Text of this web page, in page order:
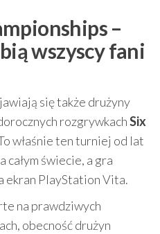
–
wszyscy fani
się także drużyny
rozgrywkachSix
właśnie ten turniej od lat
całym świecie, a gra
ekran PlayStation Vita.
na prawdziwych
obecność drużyn